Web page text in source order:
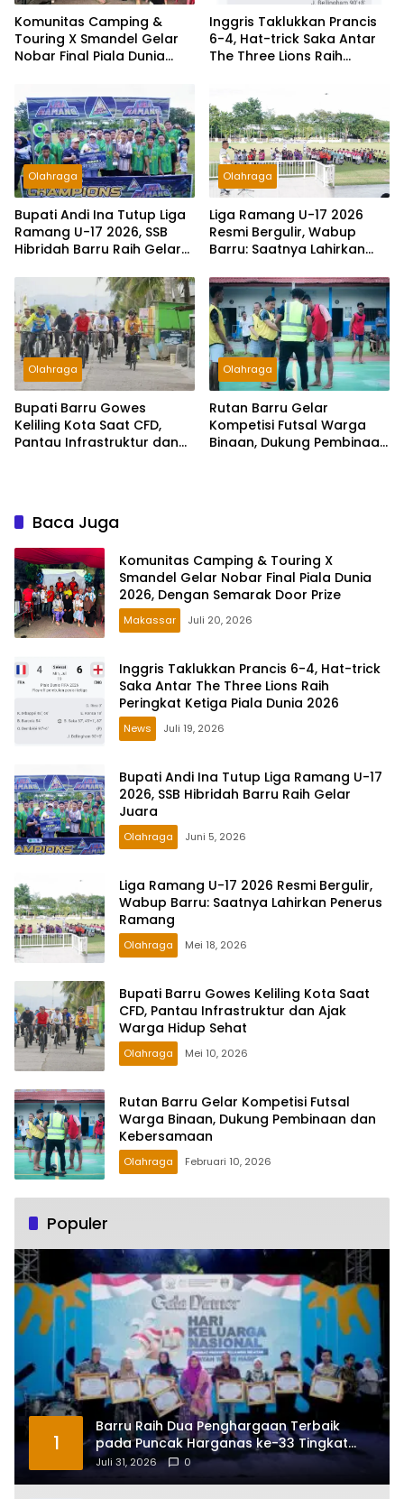
Komunitas Camping &
Touring X Smandel Gelar
Nobar Final Piala Dunia
Inggris Taklukkan Prancis
6-4, Hat-trick Saka Antar
The Three Lions Raih
Olahraga
Bupati Andi Ina Tutup Liga
Ramang U-17 2026, SSB
Hibridah Barru Raih Gelar
Olahraga
Liga Ramang U-17 2026
Resmi Bergulir, Wabup
Barru: Saatnya Lahirkan
Olahraga
Bupati Barru Gowes
Keliling Kota Saat CFD,
Pantau Infrastruktur dan
Olahraga
Rutan Barru Gelar
Kompetisi Futsal Warga
Binaan, Dukung Pembinaan
Baca Juga
Komunitas Camping & Touring X
Smandel Gelar Nobar Final Piala Dunia
2026, Dengan Semarak Door Prize
Makassar Juli 20, 2026
Inggris Taklukkan Prancis 6-4, Hat-trick
Saka Antar The Three Lions Raih
Peringkat Ketiga Piala Dunia 2026
News Juli 19, 2026
Bupati Andi Ina Tutup Liga Ramang U-17
2026, SSB Hibridah Barru Raih Gelar
Juara
Olahraga Juni 5, 2026
Liga Ramang U-17 2026 Resmi Bergulir,
Wabup Barru: Saatnya Lahirkan Penerus
Ramang
Olahraga Mei 18, 2026
Bupati Barru Gowes Keliling Kota Saat
CFD, Pantau Infrastruktur dan Ajak
Warga Hidup Sehat
Olahraga Mei 10, 2026
Rutan Barru Gelar Kompetisi Futsal
Warga Binaan, Dukung Pembinaan dan
Kebersamaan
Olahraga Februari 10, 2026
Populer
1
Barru Raih Dua Penghargaan Terbaik
pada Puncak Harganas ke-33 Tingkat
Sulawesi Selatan
Juli 31, 2026 0